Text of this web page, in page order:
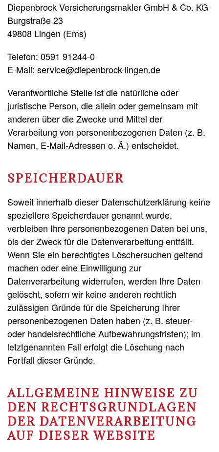
Diepenbrock Versicherungsmakler GmbH & Co. KG
Burgstraße 23
49808 Lingen (Ems)
Telefon: 0591 91244-0
E-Mail: service@diepenbrock-lingen.de
Verantwortliche Stelle ist die natürliche oder
juristische Person, die allein oder gemeinsam mit
anderen über die Zwecke und Mittel der
Verarbeitung von personenbezogenen Daten (z. B.
Namen, E-Mail-Adressen o. Ä.) entscheidet.
SPEICHERDAUER
Soweit innerhalb dieser Datenschutzerklärung keine
speziellere Speicherdauer genannt wurde,
verbleiben Ihre personenbezogenen Daten bei uns,
bis der Zweck für die Datenverarbeitung entfällt.
Wenn Sie ein berechtigtes Löschersuchen geltend
machen oder eine Einwilligung zur
Datenverarbeitung widerrufen, werden Ihre Daten
gelöscht, sofern wir keine anderen rechtlich
zulässigen Gründe für die Speicherung Ihrer
personenbezogenen Daten haben (z. B. steuer-
oder handelsrechtliche Aufbewahrungsfristen); im
letztgenannten Fall erfolgt die Löschung nach
Fortfall dieser Gründe.
ALLGEMEINE HINWEISE ZU
DEN RECHTSGRUNDLAGEN
DER DATENVERARBEITUNG
AUF DIESER WEBSITE